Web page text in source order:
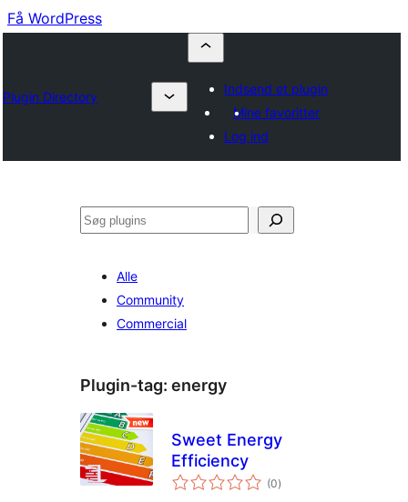
Få WordPress
Plugin Directory
Indsend et plugin
Mine favoritter
Log ind
Søg
Alle
Community
Commercial
Plugin-tag: energy
Sweet Energy
Efficiency
(0totale
bedømmelser
)